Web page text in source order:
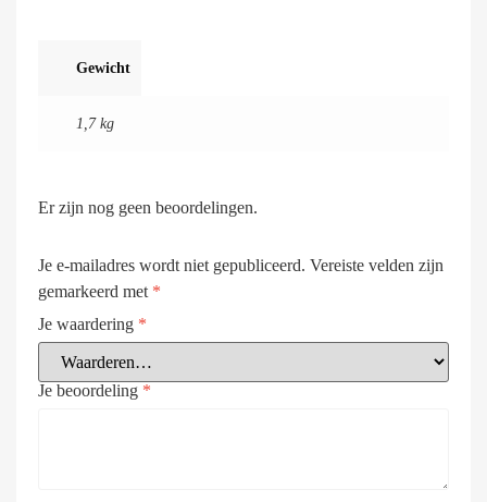
Gewicht
1,7 kg
Er zijn nog geen beoordelingen.
Je e-mailadres wordt niet gepubliceerd. Vereiste velden zijn
gemarkeerd met *
Je waardering *
Je beoordeling *